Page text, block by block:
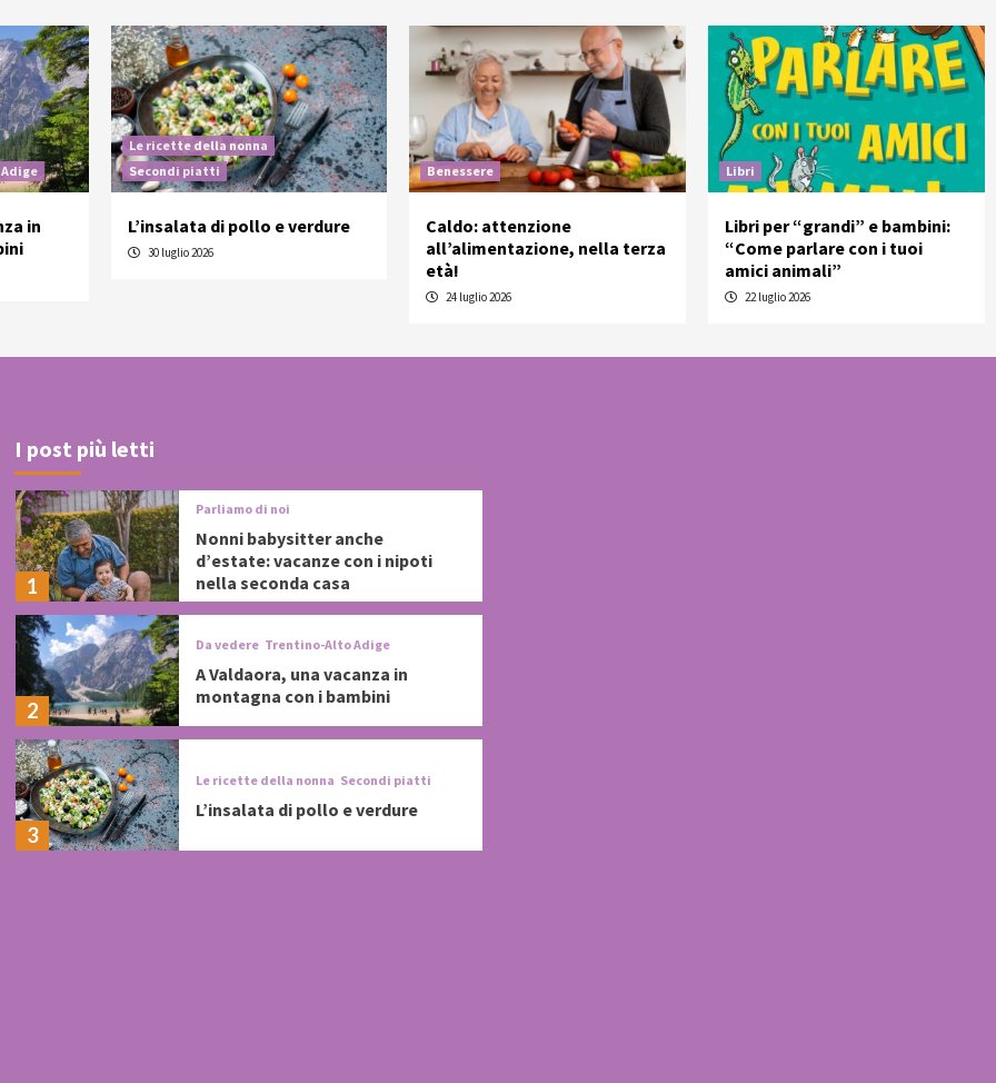
in
Le ricette della nonna
Secondi piatti
L’insalata di pollo e verdure
30 luglio 2026
Benessere
Caldo: attenzione
all’alimentazione, nella terza
età!
24 luglio 2026
Libri
Libri per “grandi” e bambini:
“Come parlare con i tuoi
amici animali”
22 luglio 2026
I post più letti
1
Parliamo di noi
Nonni babysitter anche
d’estate: vacanze con i nipoti
nella seconda casa
2
Da vedere Trentino-Alto Adige
A Valdaora, una vacanza in
montagna con i bambini
3
Le ricette della nonna Secondi piatti
L’insalata di pollo e verdure